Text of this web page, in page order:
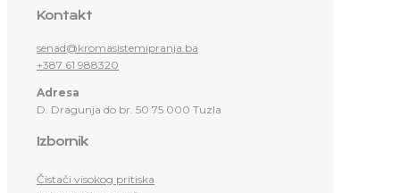
Kontakt
senad@kromasistemipranja.ba
+387 61 988320
Adresa
D. Dragunja do br. 50 75 000 Tuzla
Izbornik
Čistači visokog pritiska